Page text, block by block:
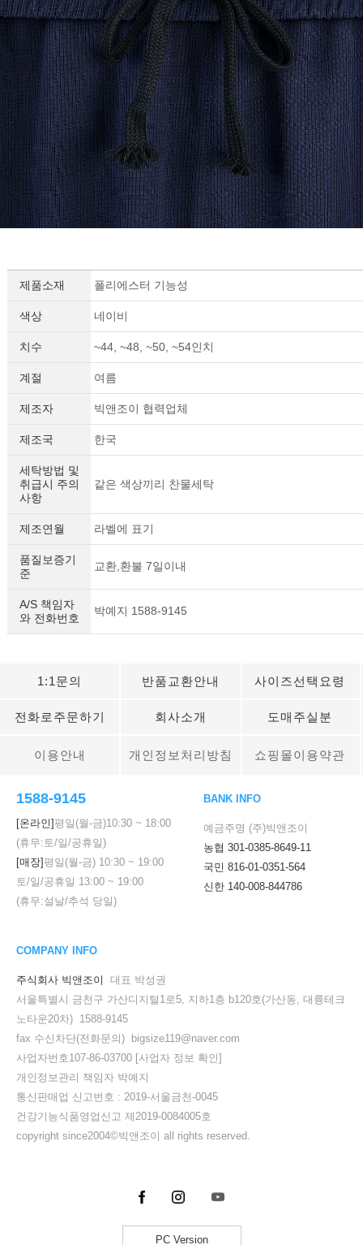
제품소재 폴리에스터 기능성
색상 네이비
치수 ~44, ~48, ~50, ~54인치
계절 여름
제조자 빅앤조이 협력업체
제조국 한국
세탁방법 및
취급시 주의
사항
같은 색상끼리 찬물세탁
제조연월 라벨에 표기
품질보증기
준
교환,환불 7일이내
A/S 책임자
와 전화번호
박예지 1588-9145
1:1문의 반품교환안내 사이즈선택요령
전화로주문하기 회사소개 도매주실분
이용안내 개인정보처리방침 쇼핑몰이용약관
1588-9145
[온라인] 평일(월-금)10:30 ~ 18:00
(휴무:토/일/공휴일)
[매장] 평일(월-금) 10:30 ~ 19:00
토/일/공휴일 13:00 ~ 19:00
(휴무:설날/추석 당일)
BANK INFO
예금주명 (주)빅앤조이
농협 301-0385-8649-11
국민 816-01-0351-564
신한 140-008-844786
COMPANY INFO
주식회사 빅앤조이
대표 박성권
서울특별시 금천구 가산디지털1로5, 지하1층 b120호(가산동, 대륭테크
노타운20차) 1588-9145
fax 수신차단(전화문의) bigsize119@naver.com
사업자번호107-86-03700 [사업자 정보 확인]
개인정보관리 책임자 박예지
통신판매업 신고번호 : 2019-서울금천-0045
건강기능식품영업신고 제2019-0084005호
copyright since2004©빅앤조이 all rights reserved.
PC Version